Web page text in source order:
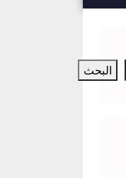
البحث